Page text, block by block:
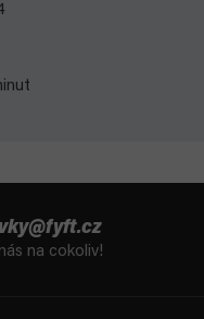
na cokoliv!